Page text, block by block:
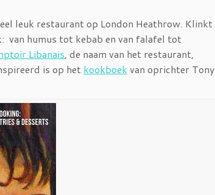
leuk restaurant op London Heathrow. Klinkt
van humus tot kebab en van falafel tot
Libanais, de naam van het restaurant,
is op het kookboek van oprichter Tony